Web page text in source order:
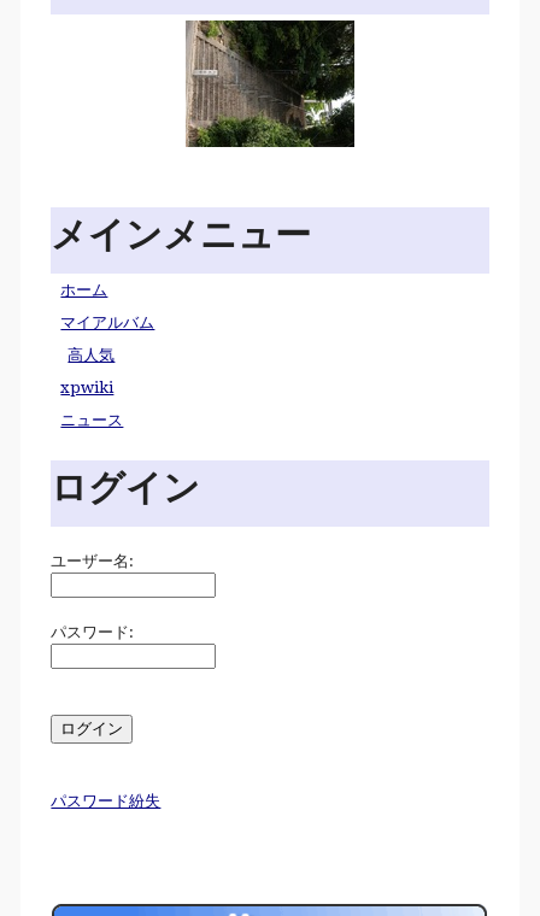
メインメニュー
ホーム
マイアルバム
高人気
xpwiki
ニュース
ログイン
ユーザー名:
パスワード:
パスワード紛失